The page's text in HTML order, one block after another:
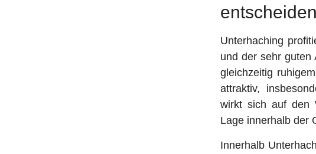
Unterhaching
und der sehr guten
gleichzeitig
attraktiv,
wirkt sich auf den
Lage innerhalb der
Innerhalb